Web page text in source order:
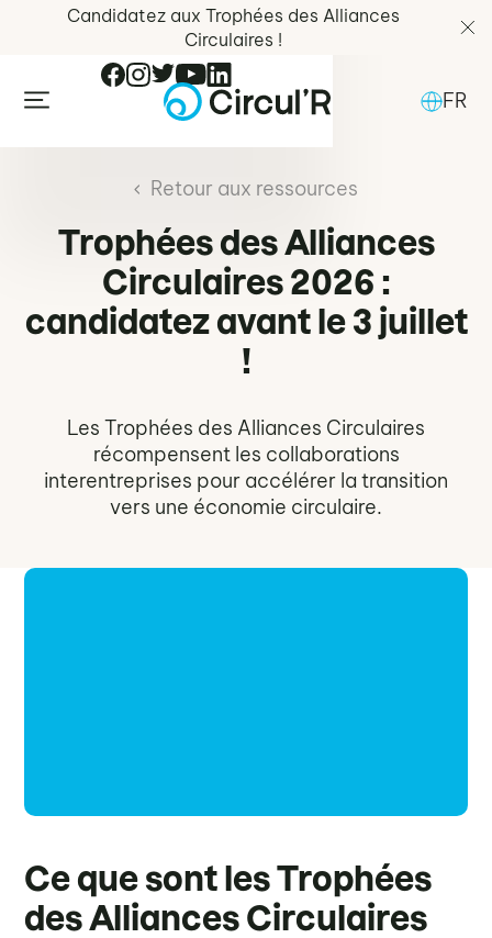
Candidatez aux Trophées des Alliances
Circulaires !
FR
Retour aux ressources
Trophées des Alliances
Circulaires 2026 :
candidatez avant le 3 juillet
!
Les Trophées des Alliances Circulaires
récompensent les collaborations
interentreprises pour accélérer la transition
vers une économie circulaire.
Ce que sont les Trophées
des Alliances Circulaires